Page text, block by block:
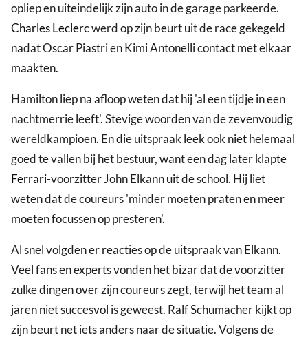
opliep en uiteindelijk zijn auto in de garage parkeerde.
Charles Leclercwerd op zijn beurt uit de race gekegeld
nadat Oscar Piastri en Kimi Antonelli contact met elkaar
maakten.
Hamilton liep na afloop weten dat hij 'al een tijdje in een
nachtmerrie leeft'. Stevige woorden van de zevenvoudig
wereldkampioen. En die uitspraak leek ook niet helemaal
goed te vallen bij het bestuur, want een dag later klapte
Ferrari-voorzitter John Elkann uit de school. Hij liet
weten dat de coureurs 'minder moeten praten en meer
moeten focussen op presteren'.
Al snel volgden er reacties op de uitspraak van Elkann.
Veel fans en experts vonden het bizar dat de voorzitter
zulke dingen over zijn coureurs zegt, terwijl het team al
jaren niet succesvol is geweest. Ralf Schumacher kijkt op
zijn beurt net iets anders naar de situatie. Volgens de